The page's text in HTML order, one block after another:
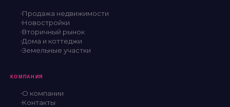
Продажа недвижимости
Новостройки
Вторичный рынок
Дома и коттеджи
Земельные участки
КОМПАНИЯ
О компании
Контакты